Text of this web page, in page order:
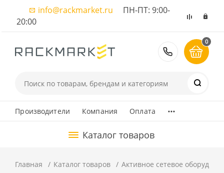
info@rackmarket.ru ПН-ПТ: 9:00-
20:00
8 (495)
0
Производители Компания Оплата ...
Каталог товаров
Главная Каталог товаров Активное сетевое